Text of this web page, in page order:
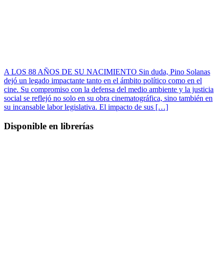
A LOS 88 AÑOS DE SU NACIMIENTO Sin duda, Pino Solanas
dejó un legado impactante tanto en el ámbito político como en el
cine. Su compromiso con la defensa del medio ambiente y la justicia
social se reflejó no solo en su obra cinematográfica, sino también en
su incansable labor legislativa. El impacto de sus […]
Disponible en librerías